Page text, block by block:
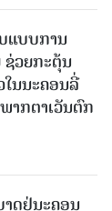
ແບບການ
ວຍກະຕຸ້ນ
ນນະຄອນລີ່
າກຕາເວັນຕົກ
າດຢູ່ນະຄອນ